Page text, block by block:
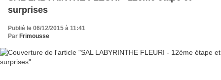
surprises
Publié le 06/12/2015 à 11:41
Par Frimousse